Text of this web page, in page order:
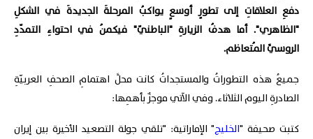
دفعِ العلاقاتِ إلى تطورٍ أوسعٍ يواكبُ المرحلةَ الجديدةَ في الشكلِ
"الظاهري". أما هدفُ الزيارةِ "الباطنيّ" فيكمنُ في احتواءِ التمدّدِ
الروسيِّ المُتعاظم.
جميعُ هذه التطوراتُ والمستجداتُ كانت محلَّ اهتمامِ الصحفِ العربيّةِ
الصادرةِ اليوم الثلاثاء. وفي الآتي موجزٌ بأهمِها:
كتبت صحيفة "الخليج" الإماراتية: "تلقي جولة التصعيد الأخيرة بين إيران